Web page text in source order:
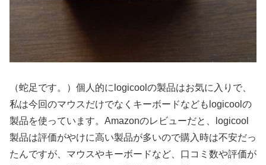
（蛇足です。）個人的にlogicoolの製品はお気に入りで、
私は今回のマウスだけでなくキーボードなどもlogicoolの
製品を使っています。Amazonのレビューだと、logicool
製品は評価がやけに高い製品が多いので購入時は不安だっ
たんですが、マウスやキーボードなど、口コミ数や評価が